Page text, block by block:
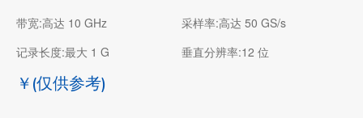
带宽:高达 10 GHz
采样率:高达 50 GS/s
记录长度:最大 1 G
垂直分辨率:12 位
￥ (仅供参考)